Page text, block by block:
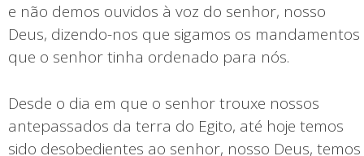
e não demos ouvidos à voz do senhor, nosso
Deus, dizendo-nos que sigamos os mandamentos
que o senhor tinha ordenado para nós.
Desde o dia em que o senhor trouxe nossos
antepassados da terra do Egito, até hoje temos
sido desobedientes ao senhor, nosso Deus, temos